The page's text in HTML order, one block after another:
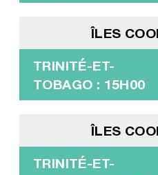
ÎLES
TRINITÉ-ET-
TOBAGO : 15H00
ÎLES
TRINITÉ-ET-